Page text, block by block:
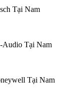
Tại Nam
Audio Tại Nam
Tại Nam